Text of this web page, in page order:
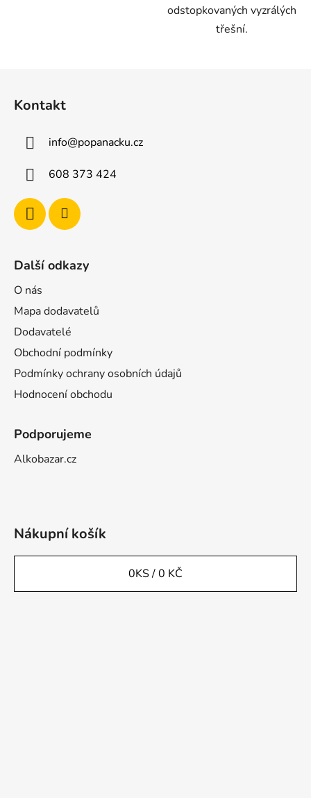
odstopkovaných vyzrálých
třešní.
Kontakt
info@popanacku.cz
608 373 424
Další odkazy
O nás
Mapa dodavatelů
Dodavatelé
Obchodní podmínky
Podmínky ochrany osobních údajů
Hodnocení obchodu
Podporujeme
Alkobazar.cz
Nákupní košík
0KS /0 KČ